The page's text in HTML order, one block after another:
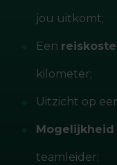
jou uitkomt;
Een
kilometer;
Uitzicht op
teamleider;